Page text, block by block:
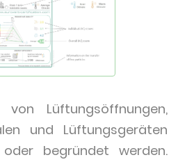
von Lüftungsöffnungen,
und Lüftungsgeräten
begründet werden.